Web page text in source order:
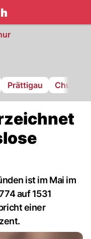
Prättigau Chur
ist im Mai im
auf 1531
einer